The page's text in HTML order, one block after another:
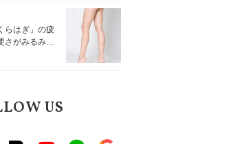
らはぎ」の疲
がみるみる
US